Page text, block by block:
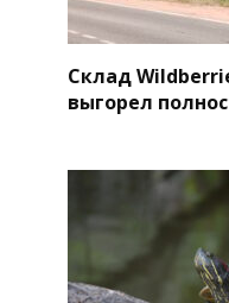
Склад
выгорел